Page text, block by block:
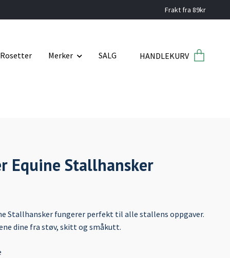
Frakt fra 89kr
Rosetter Merker SALG HANDLEKURV
Equine Stallhansker
Stallhansker fungerer perfekt til alle stallens oppgaver.
dine fra støv, skitt og småkutt.